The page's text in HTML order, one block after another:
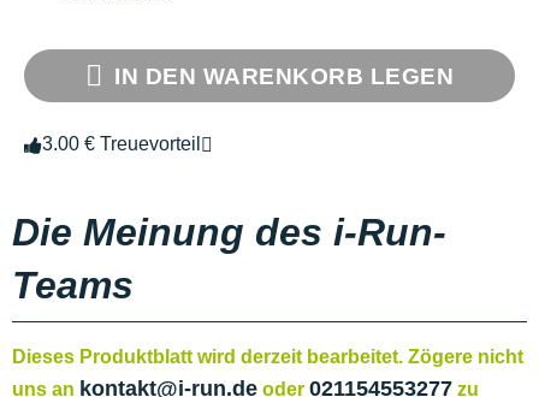
IN DEN WARENKORB LEGEN
3.00 € Treuevorteil
Die Meinung des i-Run-
Teams
Dieses Produktblatt wird derzeit bearbeitet. Zögere nicht
uns an kontakt@i-run.de oder 021154553277 zu